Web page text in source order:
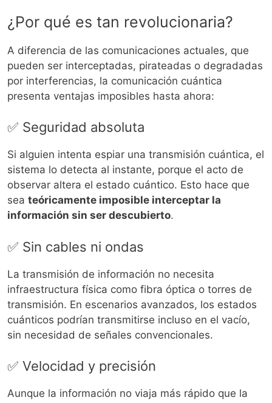
¿Por qué es tan revolucionaria?
A diferencia de las comunicaciones actuales, que
pueden ser interceptadas, pirateadas o degradadas
por interferencias, la comunicación cuántica
presenta ventajas imposibles hasta ahora:
✅ Seguridad absoluta
Si alguien intenta espiar una transmisión cuántica, el
sistema lo detecta al instante, porque el acto de
observar altera el estado cuántico. Esto hace que
sea teóricamente imposible interceptar la
información sin ser descubierto.
✅ Sin cables ni ondas
La transmisión de información no necesita
infraestructura física como fibra óptica o torres de
transmisión. En escenarios avanzados, los estados
cuánticos podrían transmitirse incluso en el vacío,
sin necesidad de señales convencionales.
✅ Velocidad y precisión
Aunque la información no viaja más rápido que la